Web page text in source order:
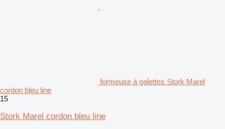
formeuse à galettes Stork Marel
cordon bleu line
15
Stork Marel cordon bleu line